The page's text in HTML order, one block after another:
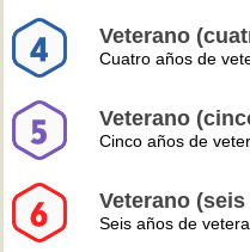
Veterano
Cuatro años de
Veterano
Cinco años de
Veterano (seis
Seis años de